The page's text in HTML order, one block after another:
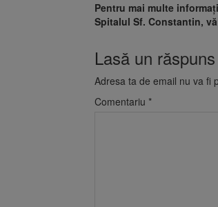
Pentru mai multe
Spitalul Sf. Constantin,
Lasă un răspuns
Adresa ta de email nu va fi
Comentariu *